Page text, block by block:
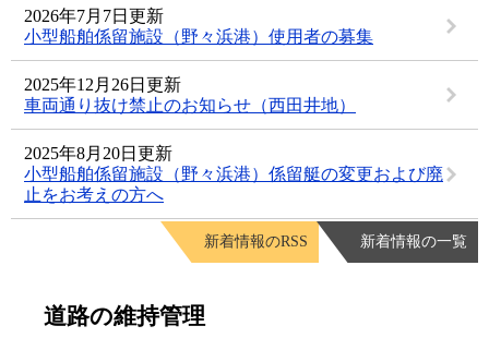
2026年7月7日更新
小型船舶係留施設（野々浜港）使用者の募集
2025年12月26日更新
車両通り抜け禁止のお知らせ（西田井地）
2025年8月20日更新
小型船舶係留施設（野々浜港）係留艇の変更および廃
止をお考えの方へ
新着情報のRSS 新着情報の一覧
道路の維持管理